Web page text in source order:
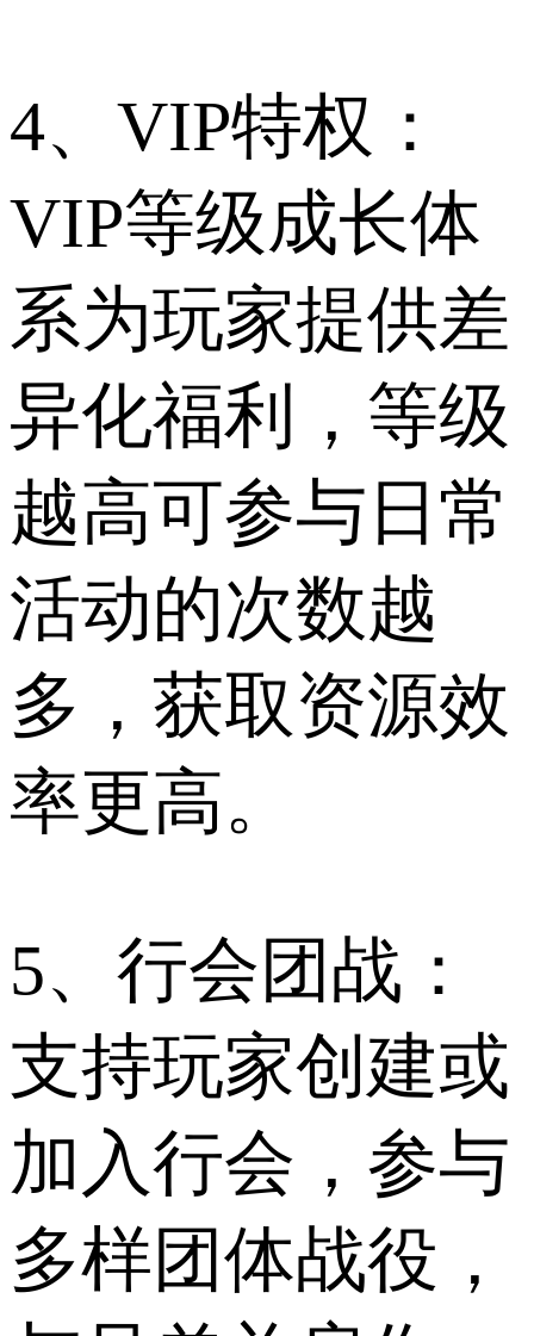
4、VIP特权：
VIP等级成长体
系为玩家提供差
异化福利，等级
越高可参与日常
活动的次数越
多，获取资源效
率更高。
5、行会团战：
支持玩家创建或
加入行会，参与
多样团体战役，